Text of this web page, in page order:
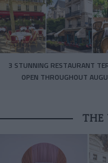
3 STUNNING RESTAURANT
OPEN THROUGHOUT
THE